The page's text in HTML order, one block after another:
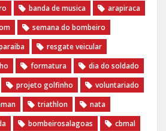
banda de musica
arapiraca
semana do bombeiro
resgate veicular
formatura
dia do soldado
projeto golfinho
voluntariado
triathlon
nata
bombeirosalagoas
cbmal